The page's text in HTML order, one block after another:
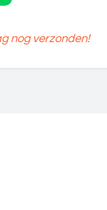
nog verzonden!